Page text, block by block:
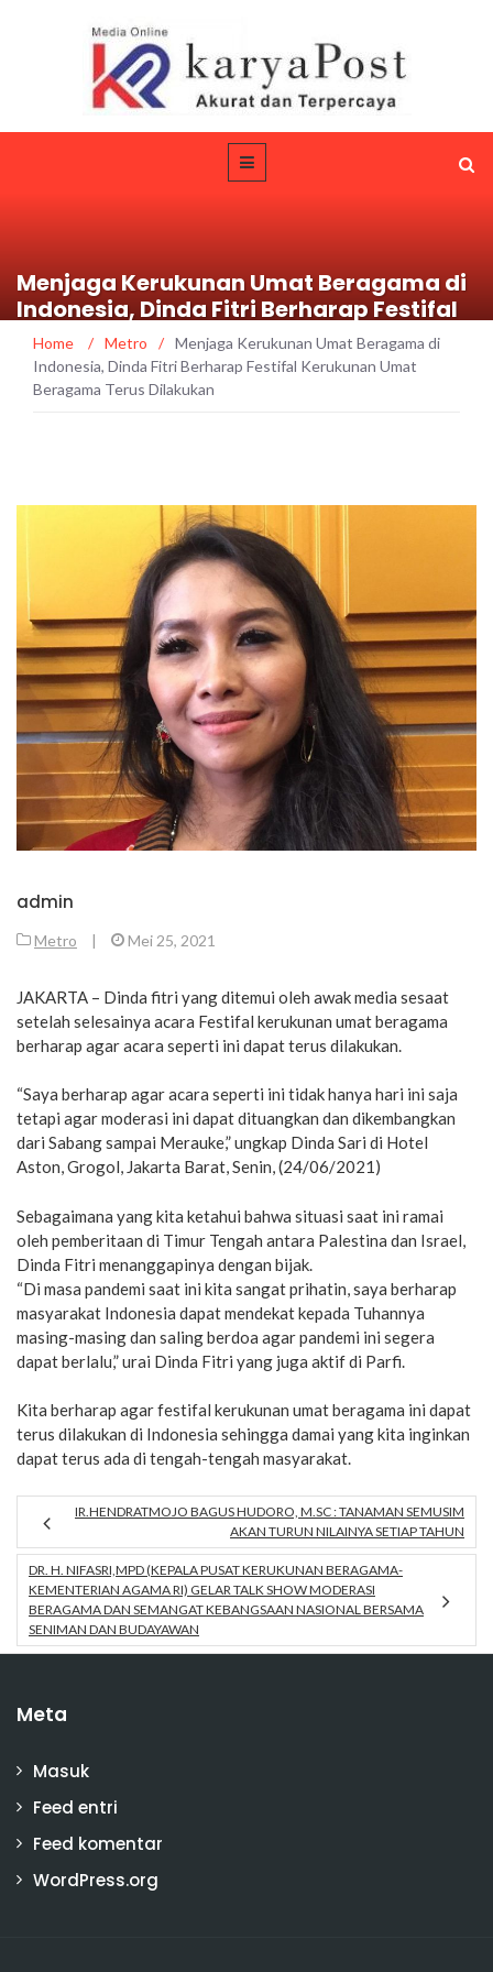
Menjaga Kerukunan Umat Beragama di
Indonesia, Dinda Fitri Berharap Festifal
Kerukunan Umat Beragama Terus
Dilakukan
Home / Metro / Menjaga Kerukunan Umat Beragama di
Indonesia, Dinda Fitri Berharap Festifal Kerukunan Umat
Beragama Terus Dilakukan
admin
Metro | Mei 25, 2021
JAKARTA – Dinda fitri yang ditemui oleh awak media sesaat
setelah selesainya acara Festifal kerukunan umat beragama
berharap agar acara seperti ini dapat terus dilakukan.
“Saya berharap agar acara seperti ini tidak hanya hari ini saja
tetapi agar moderasi ini dapat dituangkan dan dikembangkan
dari Sabang sampai Merauke,” ungkap Dinda Sari di Hotel
Aston, Grogol, Jakarta Barat, Senin, (24/06/2021)
Sebagaimana yang kita ketahui bahwa situasi saat ini ramai
oleh pemberitaan di Timur Tengah antara Palestina dan Israel,
Dinda Fitri menanggapinya dengan bijak.
“Di masa pandemi saat ini kita sangat prihatin, saya berharap
masyarakat Indonesia dapat mendekat kepada Tuhannya
masing-masing dan saling berdoa agar pandemi ini segera
dapat berlalu,” urai Dinda Fitri yang juga aktif di Parfi.
Kita berharap agar festifal kerukunan umat beragama ini dapat
terus dilakukan di Indonesia sehingga damai yang kita inginkan
dapat terus ada di tengah-tengah masyarakat.
IR.HENDRATMOJO BAGUS HUDORO, M.SC : TANAMAN SEMUSIM
AKAN TURUN NILAINYA SETIAP TAHUN
DR. H. NIFASRI,MPD (KEPALA PUSAT KERUKUNAN BERAGAMA-
KEMENTERIAN AGAMA RI) GELAR TALK SHOW MODERASI
BERAGAMA DAN SEMANGAT KEBANGSAAN NASIONAL BERSAMA
SENIMAN DAN BUDAYAWAN
Meta
Masuk
Feed entri
Feed komentar
WordPress.org